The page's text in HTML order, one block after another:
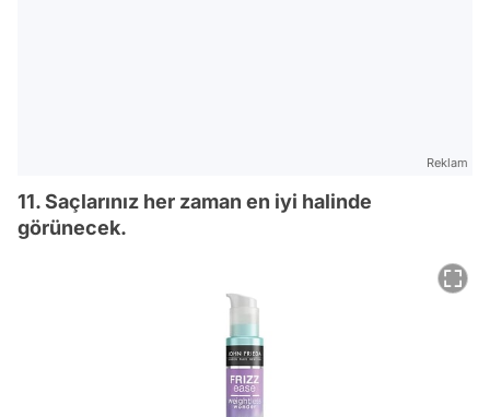
Reklam
11. Saçlarınız her zaman en iyi halinde
görünecek.